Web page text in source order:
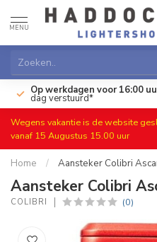
MENU
Op werkdagen voor 16:00
dag verstuurd*
Wegens vakantie is de website
vanaf 15 Augustus 15.00 uur
Home / Aansteker Colibri
Aansteker Colibri
COLIBRI (0)